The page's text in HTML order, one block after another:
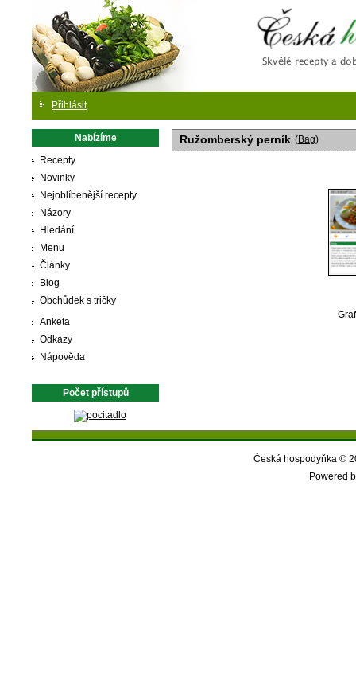
Přihlásit
Nabízíme
Recepty
Novinky
Nejoblíbenější recepty
Názory
Hledání
Menu
Články
Blog
Obchůdek s tričky
Anketa
Odkazy
Nápověda
Počet přístupů
Ružomberský perník (Bag)
Česká hospodyňka ©
Powered